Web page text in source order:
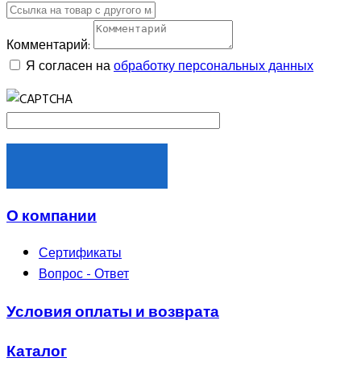
Комментарий:
Я согласен наобработку персональных данных
О компании
Сертификаты
Вопрос - Ответ
Условия оплаты и возврата
Каталог